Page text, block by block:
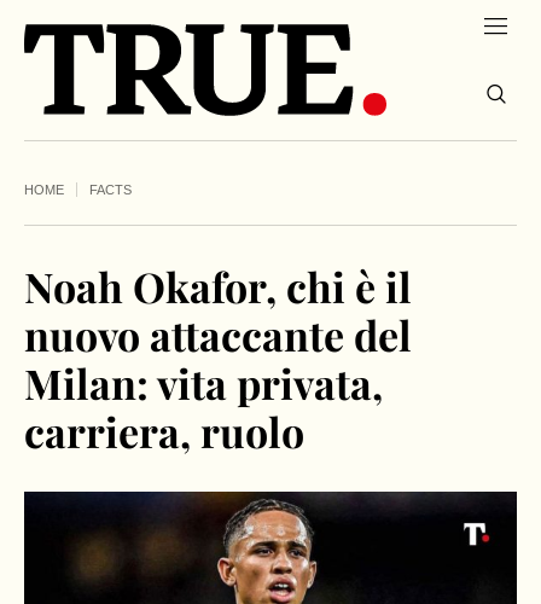
HOME FACTS
Noah Okafor, chi è il
nuovo attaccante del
Milan: vita privata,
carriera, ruolo